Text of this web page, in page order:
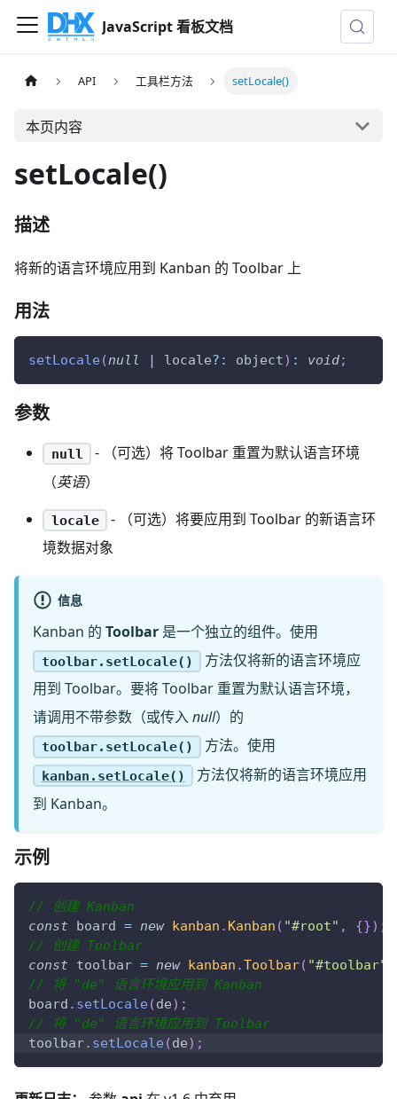
JavaScript 看板文档
API 工具栏方法 setLocale()
本页内容
setLocale()
描述
将新的语言环境应用到 Kanban 的 Toolbar 上
用法
setLocale(null | locale? : object) : void;
参数
null
- （可选）将 Toolbar 重置为默认语言环境
（英语）
locale
- （可选）将要应用到 Toolbar 的新语言环
境数据对象
信息
Kanban 的 Toolbar 是一个独立的组件。使用
toolbar.setLocale()
方法仅将新的语言环境应
用到 Toolbar。要将 Toolbar 重置为默认语言环境，
请调用不带参数（或传入null）的
toolbar.setLocale() 方法。使用
kanban.setLocale()
方法仅将新的语言环境应用
到 Kanban。
示例
// 创建 Kanban
const board = new kanban . Kanban ( "#root" , {}) ;
// 创建 Toolbar
const toolbar = new kanban .Toolbar( "#toolbar"
// 将 "de" 语言环境应用到 Kanban
board . setLocale(de) ;
// 将 "de" 语言环境应用到 Toolbar
toolbar. setLocale (de) ;